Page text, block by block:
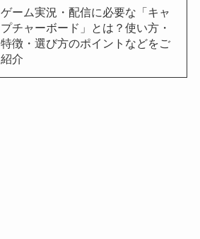
ゲーム実況・配信に必要な「キャ
プチャーボード」とは？使い方・
特徴・選び方のポイントなどをご
紹介